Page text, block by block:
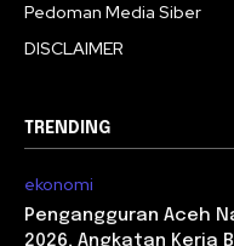
Pedoman Media Siber
DISCLAIMER
TRENDING
ekonomi
Pengangguran Aceh
2026, Angkatan Kerja